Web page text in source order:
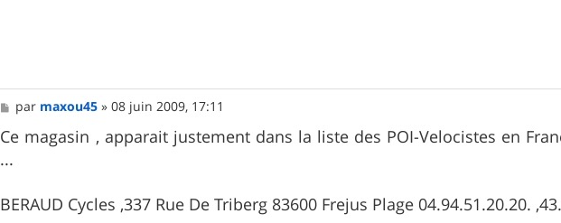
M
e
s
s
a
par maxou45 »08 juin 2009, 17:11
Ce magasin , apparait justement dans la liste des POI-Velocistes en
...
BERAUD Cycles ,337 Rue De Triberg 83600 Frejus Plage 04.94.51.20.20.